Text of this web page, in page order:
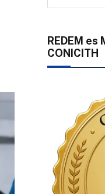
REDEM
CONICITH